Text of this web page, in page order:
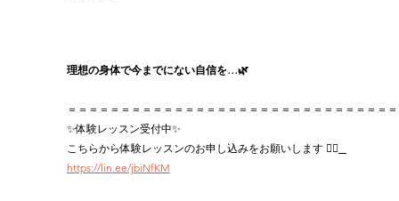
理想の身体で今までにない自信を…🌿‬
＝＝＝＝＝＝＝＝＝＝＝＝＝＝＝＝＝＝＝＝＝＝＝＝＝＝＝＝＝＝
✨体験レッスン受付中✨
こちらから体験レッスンのお申し込みをお願いします 👉🏻
https://lin.ee/jbiNfKM